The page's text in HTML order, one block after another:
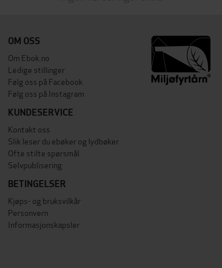
OM OSS
Om Ebok.no
Ledige stillinger
Følg oss på Facebook
Følg oss på Instagram
KUNDESERVICE
Kontakt oss
Slik leser du ebøker og lydbøker
Ofte stilte spørsmål
Selvpublisering
BETINGELSER
Kjøps- og bruksvilkår
Personvern
Informasjonskapsler